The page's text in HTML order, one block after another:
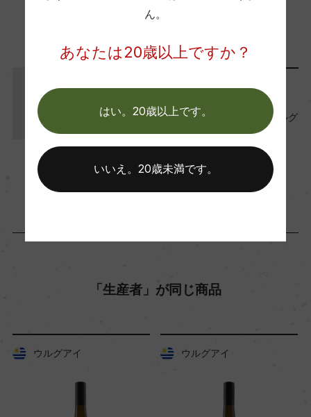
Wine Advocate 獲得点
国内ワイン専門誌評価歴
醗酵：ステンレスタンク(野生酵母/MLF有)
産・アメリカ産)
この商品に関連する記事
ワインのキホン
未知なる味わい。新星『ウルグ
アイワイン』の特徴
ワイン
「生産者」が同じ商品
ウルグアイ ウルグアイ
ん。
あなたは20歳以上ですか？
はい。20歳以上です。
いいえ。20歳未満です。